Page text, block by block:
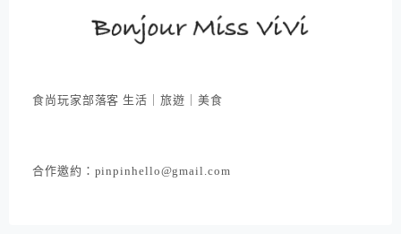
食尚玩家部落客 生活｜旅遊｜美食
合作邀約：pinpinhello@gmail.com